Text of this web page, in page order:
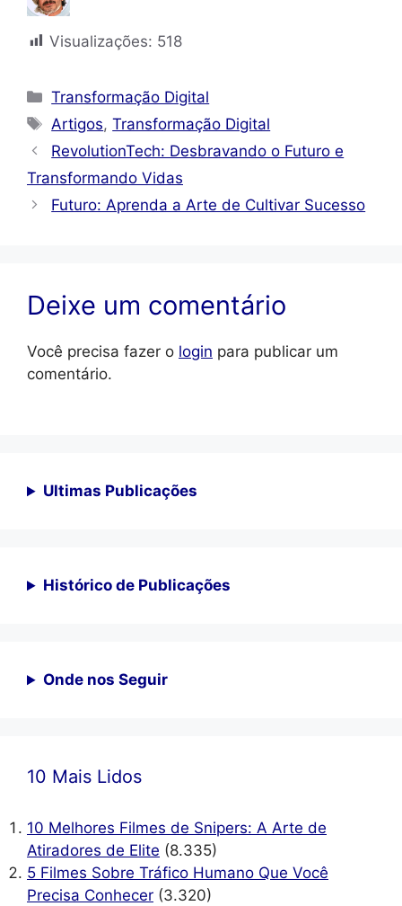
Visualizações: 518
Categorias
Transformação Digital
Tags
Artigos,Transformação Digital
RevolutionTech: Desbravando o Futuro e
Transformando Vidas
Futuro: Aprenda a Arte de Cultivar Sucesso
Deixe um comentário
Você precisa fazer o login para publicar um
comentário.
Ultimas Publicações
Histórico de Publicações
Onde nos Seguir
10 Mais Lidos
10 Melhores Filmes de Snipers: A Arte de
Atiradores de Elite (8.335)
5 Filmes Sobre Tráfico Humano Que Você
Precisa Conhecer (3.320)